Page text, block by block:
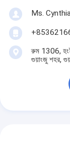
Ms.
রুম 1306,
গুয়াংজু শহর,